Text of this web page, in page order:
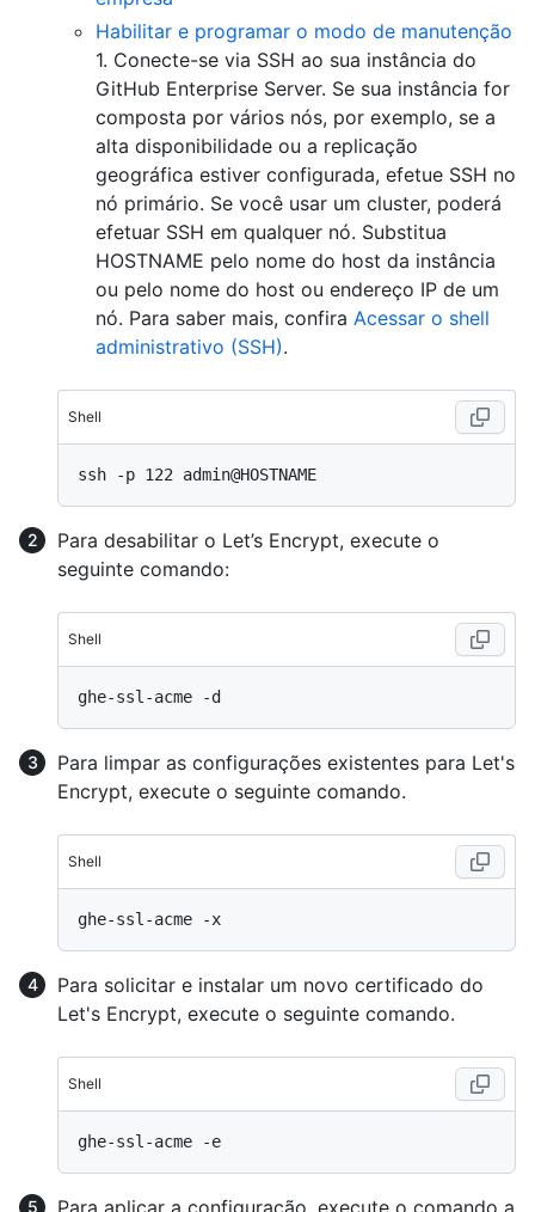
Habilitar e programar o modo de manutenção
1. Conecte-se via SSH ao sua instância do
GitHub Enterprise Server. Se sua instância for
composta por vários nós, por exemplo, se a
alta disponibilidade ou a replicação
geográfica estiver configurada, efetue SSH no
nó primário. Se você usar um cluster, poderá
efetuar SSH em qualquer nó. Substitua
HOSTNAME pelo nome do host da instância
ou pelo nome do host ou endereço IP de um
nó. Para saber mais, confira Acessar o shell
administrativo (SSH).
Shell
Para desabilitar o Let’s Encrypt, execute o
seguinte comando:
Shell
Para limpar as configurações existentes para Let's
Encrypt, execute o seguinte comando.
Shell
Para solicitar e instalar um novo certificado do
Let's Encrypt, execute o seguinte comando.
Shell